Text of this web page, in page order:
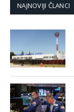
NAJNOVIJI ČLANCI